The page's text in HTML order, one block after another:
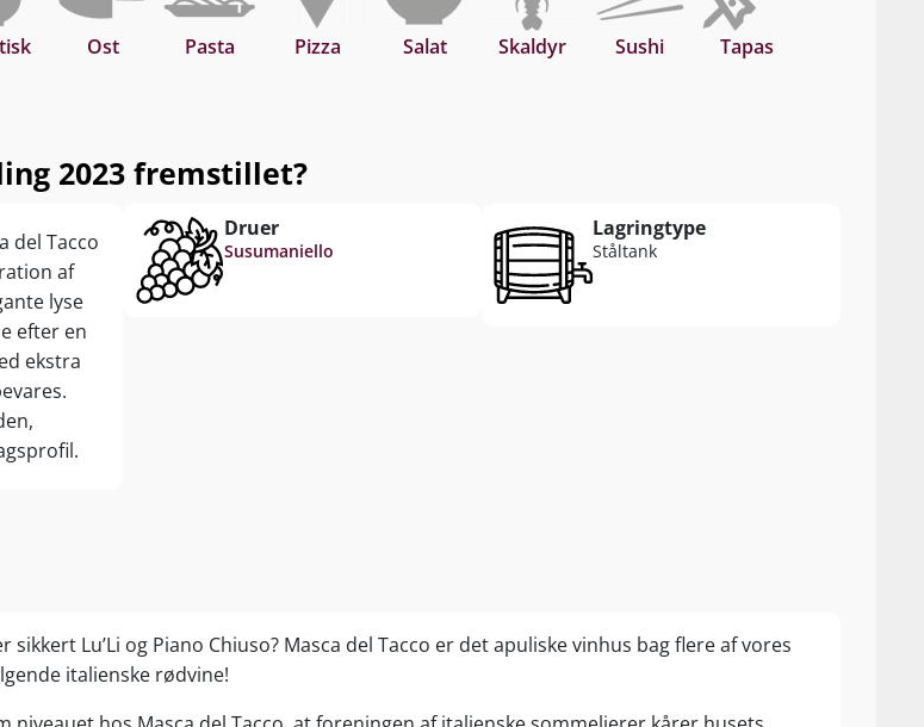
Ost Pasta Pizza Salat Skaldyr Sushi Tapas
2023 fremstillet?
del Tacco
af
lyse
efter en
ekstra
Druer
Susumaniello
Lagringtype
Ståltank
sikkert Lu’Li og Piano Chiuso? Masca del Tacco er det apuliske vinhus bag flere af vores
italienske rødvine!